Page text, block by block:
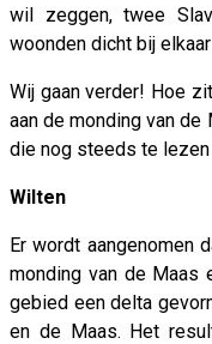
wil zeggen, twee
woonden dicht bij
Wij gaan verder! Hoe
aan de monding van de
die nog steeds te lezen
Wilten
Er wordt aangenomen
monding van de Maas
gebied een delta
en de Maas. Het